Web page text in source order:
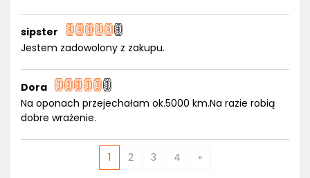
sipster
Jestem zadowolony z zakupu.
Dora
Na oponach przejechałam ok.5000 km.Na razie robią
dobre wrażenie.
1 2 3 4 »